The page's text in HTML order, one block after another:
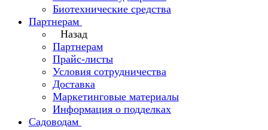
Биотехнические средства
Партнерам
Назад
Партнерам
Прайс-листы
Условия сотрудничества
Доставка
Маркетинговые материалы
Информация о подделках
Садоводам